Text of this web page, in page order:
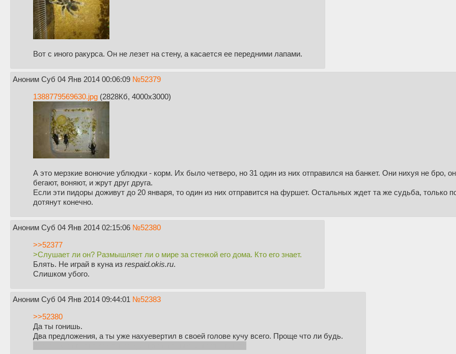
Вот с иного ракурса. Он не лезет на стену, а касается ее передними лапами.
Аноним Суб 04 Янв 2014 00:06:09 №52379
1388779569630.jpg (2828Кб, 4000x3000)
А это мерзкие вонючие ублюдки - корм. Их было четверо, но 31 один из них отправился на банкет. Они нихуя не бро,
бегают, воняют, и жрут друг друга.
Если эти пидоры доживут до 20 января, то один из них отправится на фуршет. Остальных ждет та же судьба, только
дотянут конечно.
Аноним Суб 04 Янв 2014 02:15:06 №52380
>>52377
>Слушает ли он? Размышляет ли о мире за стенкой его дома. Кто его знает.
Блять. Не играй в куна из respaid.okis.ru.
Слишком убого.
Аноним Суб 04 Янв 2014 09:44:01 №52383
>>52380
Да ты гонишь.
Два предложения, а ты уже нахуевертил в своей голове кучу всего. Проще что ли будь.